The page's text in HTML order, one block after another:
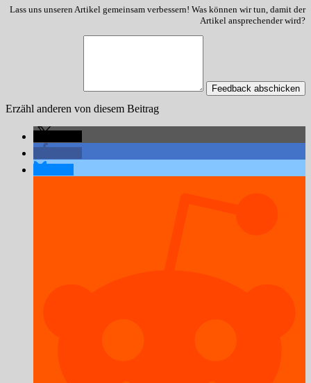
Lass uns unseren Artikel gemeinsam verbessern! Was können wir tun, damit der
Artikel ansprechender wird?
Feedback abschicken
Erzähl anderen von diesem Beitrag